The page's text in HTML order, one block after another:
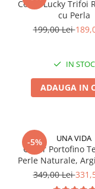
Colier Lucky Trifoi
cu Perla
199,00 Lei
IN STOC
ADAUGA IN
-5% UNA VIDA
Colier Portofino
Perle Naturale,
Aur 18k
349,00 Lei